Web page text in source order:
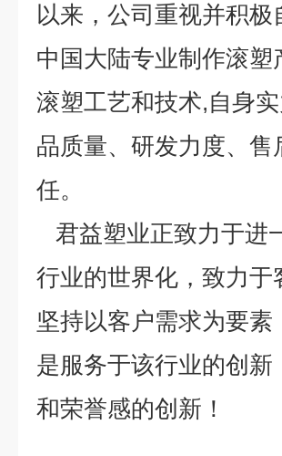
以来，公司重视并积
中国大陆专业制作滚
滚塑工艺和技术,自身
品质量、研发力度、
任。
君益塑业正致力于进
行业的世界化，致力
坚持以客户需求为要
是服务于该行业的创
和荣誉感的创新！